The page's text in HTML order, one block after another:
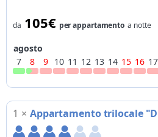
da 105€ per appartamento a notte
agosto
7
8 9 10 11 12 13 14 15 16 17
1 × Appartamento trilocale